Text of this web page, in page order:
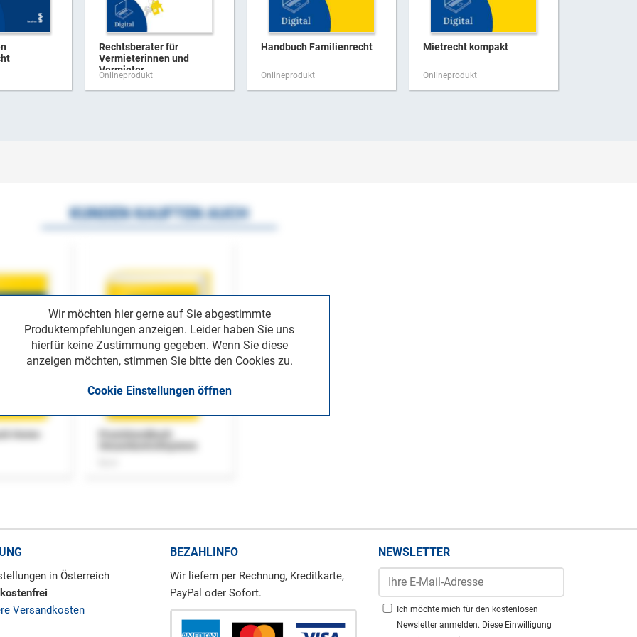
Rechtsberater für
Vermieterinnen und
Vermieter
Onlineprodukt
Handbuch Familienrecht
Onlineprodukt
Mietrecht kompakt
Onlineprodukt
Wir möchten hier gerne auf Sie abgestimmte
Produktempfehlungen anzeigen. Leider haben Sie uns
hierfür keine Zustimmung gegeben. Wenn Sie diese
anzeigen möchten, stimmen Sie bitte den Cookies zu.
Cookie Einstellungen öffnen
KUNDEN KAUFTEN AUCH
Praxishandbuch
in Österreich
Versandkosten
BEZAHLINFO
Wir liefern per Rechnung, Kreditkarte,
PayPal oder Sofort.
NEWSLETTER
Ich möchte mich für den kostenlosen
Newsletter anmelden. Diese Einwilligung